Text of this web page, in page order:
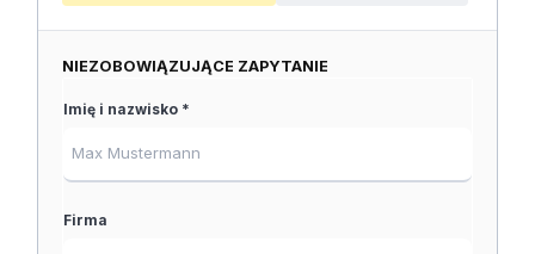
NIEZOBOWIĄZUJĄCE ZAPYTANIE
Imię i nazwisko *
Firma